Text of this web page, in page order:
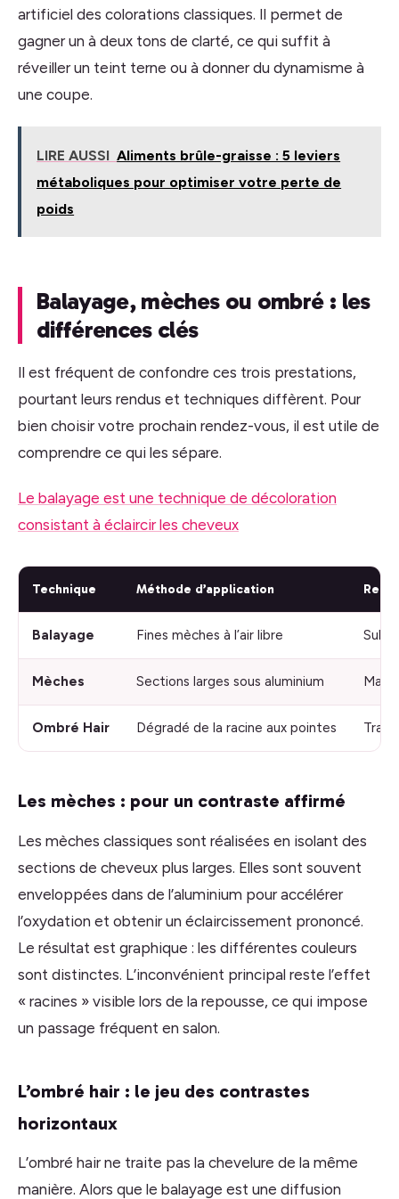
artificiel des colorations classiques. Il permet de
gagner un à deux tons de clarté, ce qui suffit à
réveiller un teint terne ou à donner du dynamisme à
une coupe.
LIRE AUSSI Aliments brûle-graisse : 5 leviers
métaboliques pour optimiser votre perte de
poids
Balayage, mèches ou ombré : les
différences clés
Il est fréquent de confondre ces trois prestations,
pourtant leurs rendus et techniques diffèrent. Pour
bien choisir votre prochain rendez-vous, il est utile de
comprendre ce qui les sépare.
Le balayage est une technique de décoloration
consistant à éclaircir les cheveux
Technique Méthode d’application
Balayage Fines mèches à l’air libre
Mèches Sections larges sous aluminium
Ombré Hair Dégradé de la racine aux pointes
Les mèches : pour un contraste affirmé
Les mèches classiques sont réalisées en isolant des
sections de cheveux plus larges. Elles sont souvent
enveloppées dans de l’aluminium pour accélérer
l’oxydation et obtenir un éclaircissement prononcé.
Le résultat est graphique : les différentes couleurs
sont distinctes. L’inconvénient principal reste l’effet
« racines » visible lors de la repousse, ce qui impose
un passage fréquent en salon.
L’ombré hair : le jeu des contrastes
horizontaux
L’ombré hair ne traite pas la chevelure de la même
manière. Alors que le balayage est une diffusion